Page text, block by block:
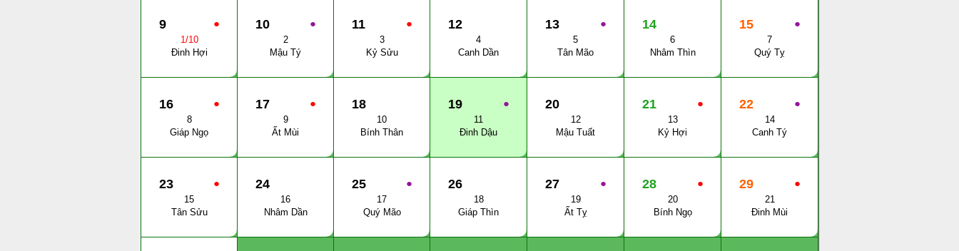
●
9
1/10
Đinh Hợi
●
10
2
Mậu Tý
●
11
3
Kỷ Sửu
12
4
Canh Dần
●
13
5
Tân Mão
14
6
Nhâm Thìn
●
15
7
Quý Tỵ
●
16
8
Giáp Ngọ
●
17
9
Ất Mùi
18
10
Bính Thân
●
19
11
Đinh Dậu
20
12
Mậu Tuất
●
21
13
Kỷ Hợi
●
22
14
Canh Tý
●
23
15
Tân Sửu
24
16
Nhâm Dần
●
25
17
Quý Mão
26
18
Giáp Thìn
●
27
19
Ất Tỵ
●
28
20
Bính Ngọ
●
29
21
Đinh Mùi